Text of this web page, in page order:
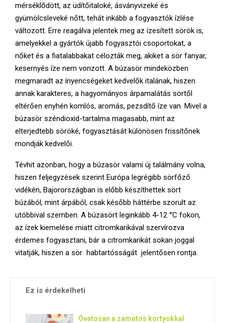
mérséklődött, az üdítőitaloké, ásványvizeké és
gyümölcsleveké nőtt, tehát inkább a fogyasztók ízlése
változott. Erre reagálva jelentek meg az ízesített sörök is,
amelyekkel a gyártók újabb fogyasztói csoportokat, a
nőket és a fiatalabbakat célozták meg, akiket a sör fanyar,
kesernyés íze nem vonzott. A búzasör mindeközben
megmaradt az ínyencségeket kedvelők italának, hiszen
annak karakteres, a hagyományos árpamalátás sörtől
eltérően enyhén komlós, aromás, pezsdítő íze van. Mivel a
búzasör széndioxid-tartalma magasabb, mint az
elterjedtebb söröké, fogyasztását különösen frissítőnek
mondják kedvelői.
Tévhit azonban, hogy a búzasör valami új találmány volna,
hiszen feljegyzések szerint Európa legrégibb sörfőző
vidékén, Bajorországban is előbb készíthettek sört
búzából, mint árpából, csak később háttérbe szorult az
utóbbival szemben. A búzasört leginkább 4-12 °C fokon,
az ízek kiemelése miatt citromkarikával szervírozva
érdemes fogyasztani, bár a citromkarikát sokan joggal
vitatják, hiszen a sör habtartósságát jelentősen rontja.
Ez is érdekelheti
Óvatosan a zamatos kortyokkal